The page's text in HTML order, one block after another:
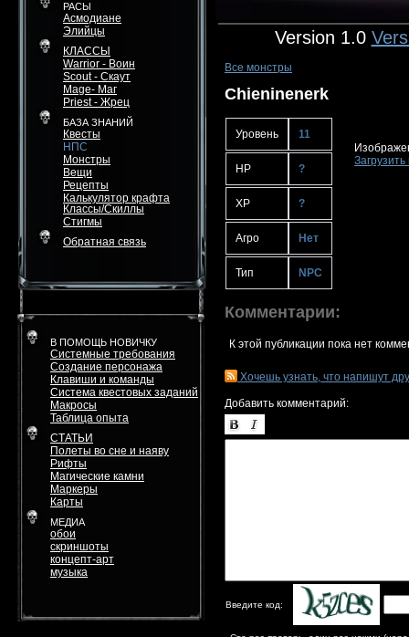
РАСЫ
Асмодиане
Элийцы
КЛАССЫ
Warrior - Воин
Scout - Скаут
Mage- Маг
Priest - Жрец
БАЗА ЗНАНИЙ
Квесты
НПС
Монстры
Вещи
Рецепты
Калькулятор крафта
Классы/Скиллы
Стигмы
Обратная связь
В ПОМОЩЬ НОВИЧКУ
Системные требования
Создание персонажа
Клавиши и команды
Система квестовых заданий
Макросы
Таблица опыта
СТАТЬИ
Полеты во сне и наяву
Рифты
Магические камни
Маркеры
Карты
МЕДИА
обои
скриншоты
концепт-арт
музыка
Version 1.0
Все монстры
Chieninenerk
Уровень 11
HP ?
XP ?
Агро Нет
Тип NPC
Комментарии:
К этой публикации пока нет
Хочешь узнать, что напишут
Добавить комментарий:
Введите код: